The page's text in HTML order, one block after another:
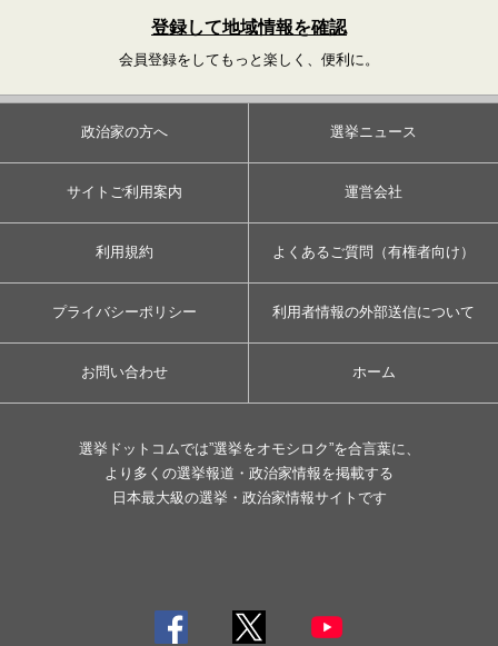
登録して地域情報を確認
会員登録をしてもっと楽しく、便利に。
政治家の方へ 選挙ニュース
サイトご利用案内 運営会社
利用規約 よくあるご質問（有権者向け）
プライバシーポリシー 利用者情報の外部送信について
お問い合わせ ホーム
選挙ドットコムでは”選挙をオモシロク”を合言葉に、
より多くの選挙報道・政治家情報を掲載する
日本最大級の選挙・政治家情報サイトです